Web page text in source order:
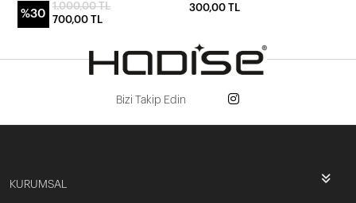
%30
1.000,00 TL
700,00 TL
300,00 TL
Bizi Takip Edin
KURUMSAL